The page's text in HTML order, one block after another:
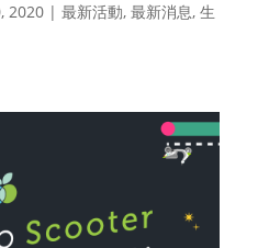
2020| 最新活動, 最新消息, 生